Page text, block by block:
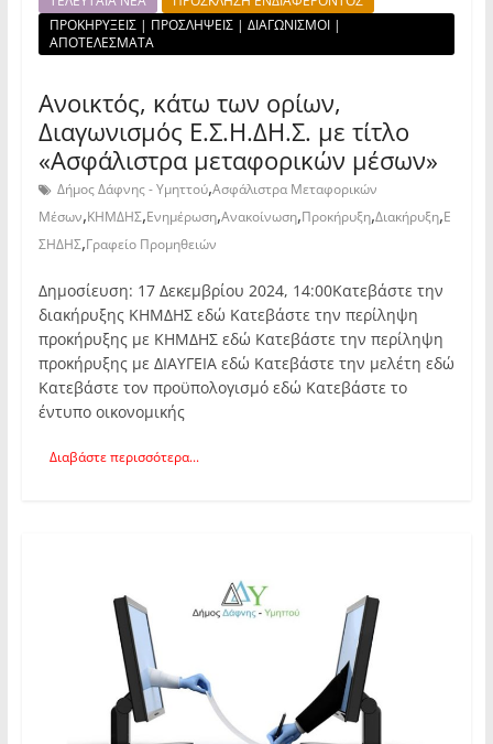
ΠΡΟΚΗΡΥΞΕΙΣ | ΠΡΟΣΛΗΨΕΙΣ | ΔΙΑΓΩΝΙΣΜΟΙ |
ΑΠΟΤΕΛΕΣΜΑΤΑ
Ανοικτός, κάτω των ορίων,
Διαγωνισμός Ε.Σ.Η.ΔΗ.Σ. με τίτλο
«Ασφάλιστρα μεταφορικών μέσων»
Δήμος Δάφνης - Υμηττού,Ασφάλιστρα Μεταφορικών
Μέσων,ΚΗΜΔΗΣ,Ενημέρωση,Ανακοίνωση,Προκήρυξη,Διακήρυξη,Ε
ΣΗΔΗΣ,Γραφείο Προμηθειών
Δημοσίευση: 17 Δεκεμβρίου 2024, 14:00Κατεβάστε την
διακήρυξης ΚΗΜΔΗΣ εδώ Κατεβάστε την περίληψη
προκήρυξης με ΚΗΜΔΗΣ εδώ Κατεβάστε την περίληψη
προκήρυξης με ΔΙΑΥΓΕΙΑ εδώ Κατεβάστε την μελέτη εδώ
Κατεβάστε τον προϋπολογισμό εδώ Κατεβάστε το
έντυπο οικονομικής
Διαβάστε περισσότερα...